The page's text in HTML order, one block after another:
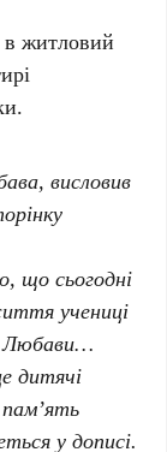
в житловий
висловив
що сьогодні
учениці
Любави…
дитячі
у дописі.